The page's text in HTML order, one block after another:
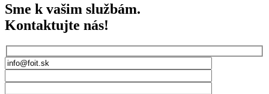
Sme k vašim službám.
Kontaktujte nás!